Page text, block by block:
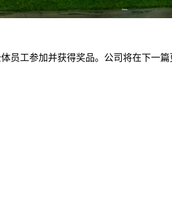
工参加并获得奖品。公司将在下一篇